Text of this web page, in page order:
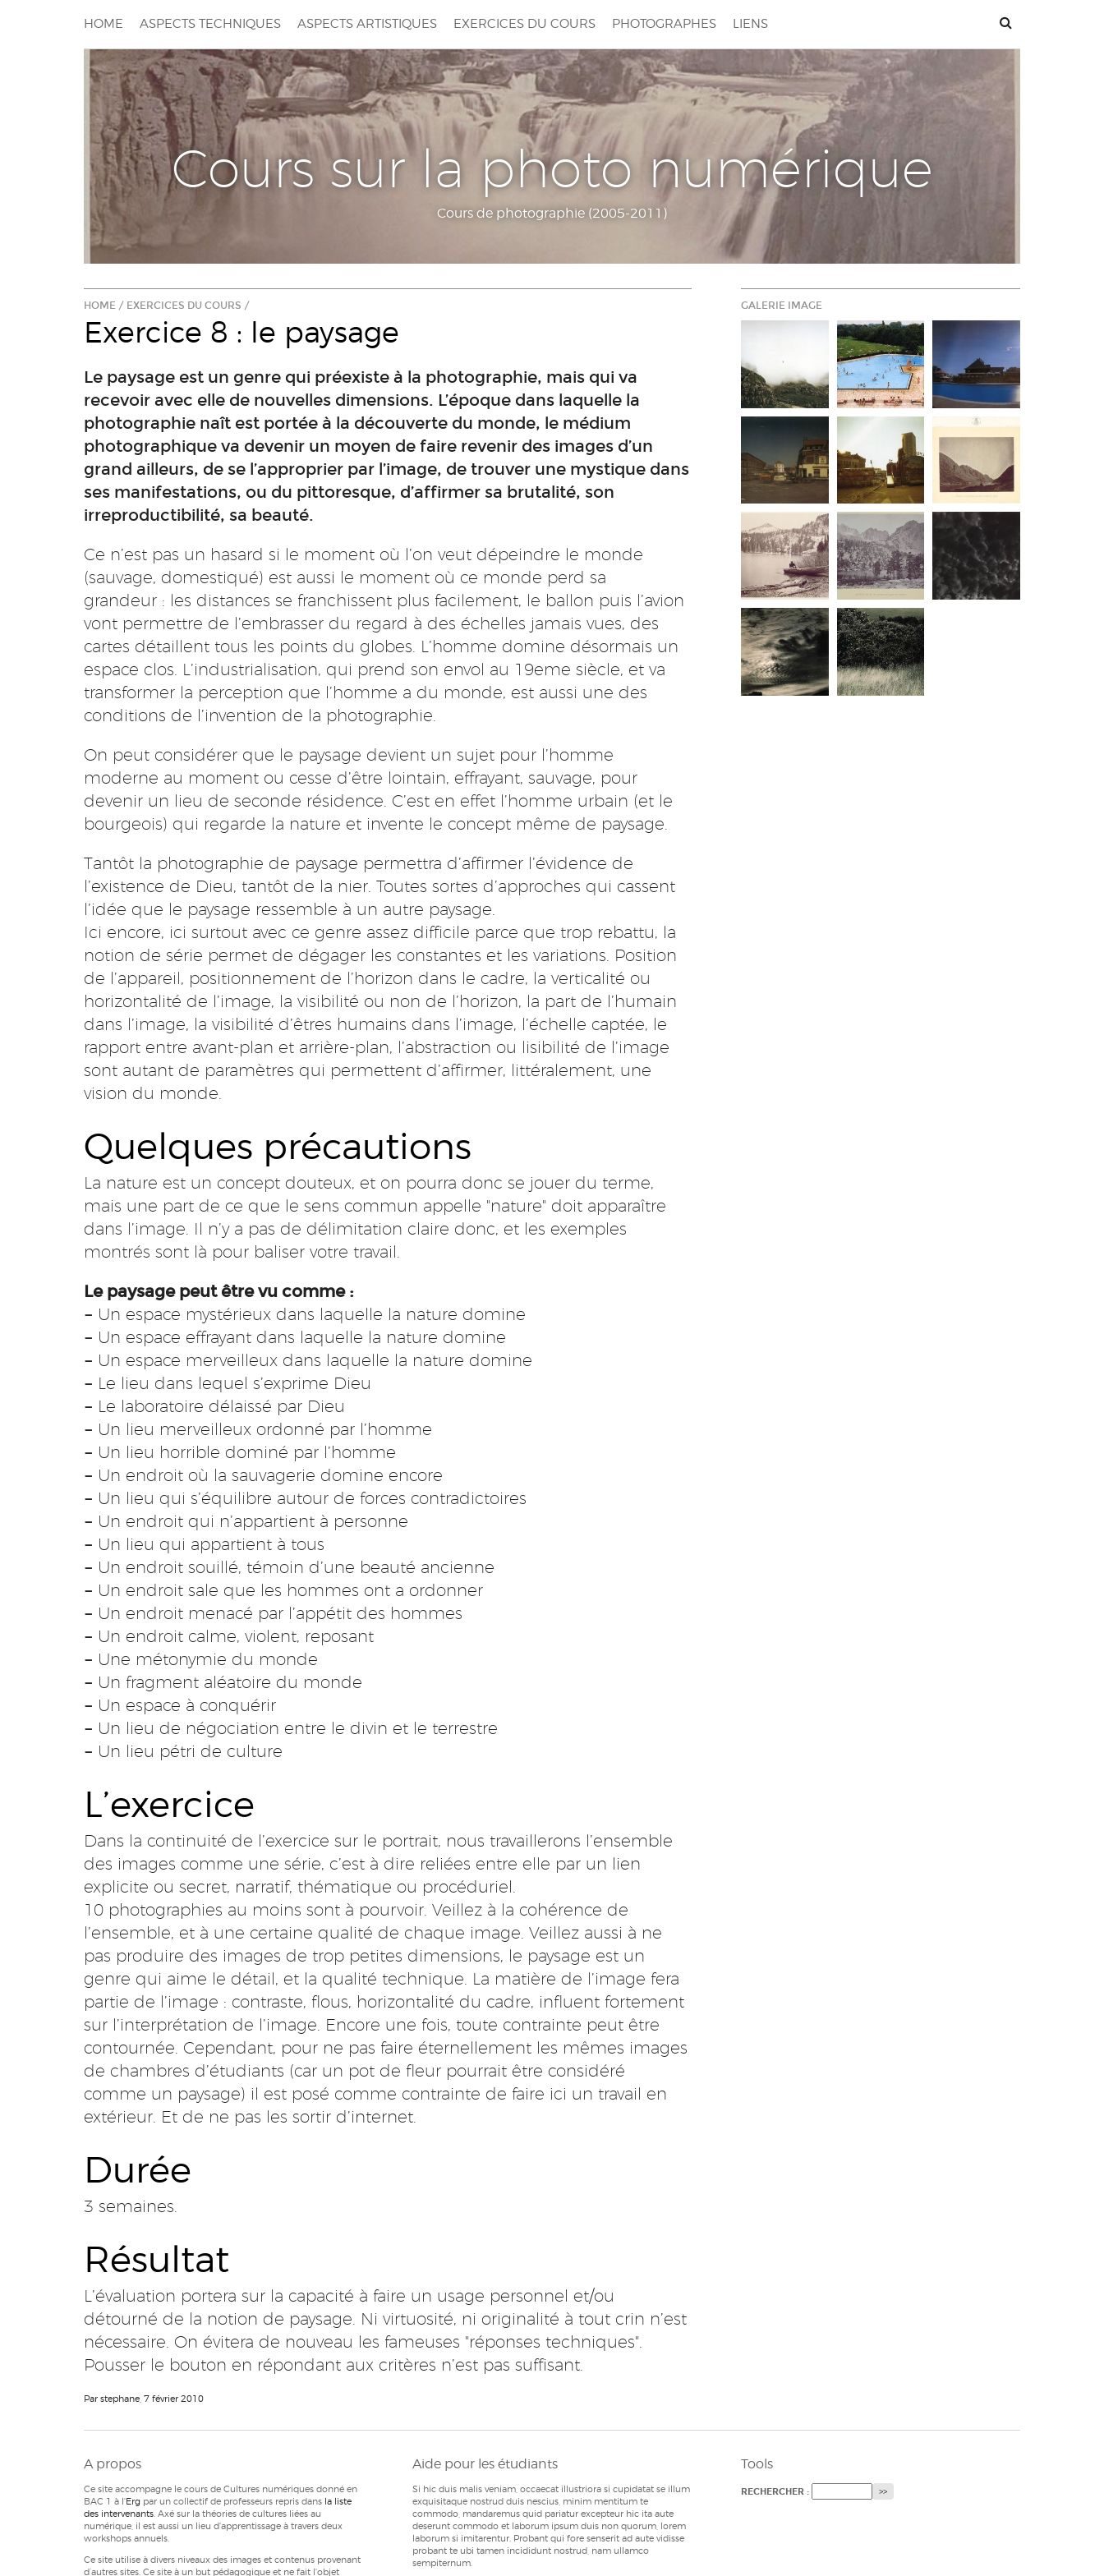
HOME ASPECTS TECHNIQUES ASPECTS ARTISTIQUES EXERCICES DU COURS PHOTOGRAPHES LIENS
Cours sur la photo numérique
Cours de photographie (2005-2011)
HOME / EXERCICES DU COURS /
Exercice 8 : le paysage
Le paysage est un genre qui préexiste à la photographie, mais qui va
recevoir avec elle de nouvelles dimensions. L’époque dans laquelle la
photographie naît est portée à la découverte du monde, le médium
photographique va devenir un moyen de faire revenir des images d’un
grand ailleurs, de se l’approprier par l’image, de trouver une mystique dans
ses manifestations, ou du pittoresque, d’affirmer sa brutalité, son
irreproductibilité, sa beauté.
Ce n’est pas un hasard si le moment où l’on veut dépeindre le monde
(sauvage, domestiqué) est aussi le moment où ce monde perd sa
grandeur : les distances se franchissent plus facilement, le ballon puis l’avion
vont permettre de l’embrasser du regard à des échelles jamais vues, des
cartes détaillent tous les points du globes. L’homme domine désormais un
espace clos. L’industrialisation, qui prend son envol au 19eme siècle, et va
transformer la perception que l’homme a du monde, est aussi une des
conditions de l’invention de la photographie.
On peut considérer que le paysage devient un sujet pour l’homme
moderne au moment ou cesse d’être lointain, effrayant, sauvage, pour
devenir un lieu de seconde résidence. C’est en effet l’homme urbain (et le
bourgeois) qui regarde la nature et invente le concept même de paysage.
Tantôt la photographie de paysage permettra d’affirmer l’évidence de
l’existence de Dieu, tantôt de la nier. Toutes sortes d’approches qui cassent
l’idée que le paysage ressemble à un autre paysage.
Ici encore, ici surtout avec ce genre assez difficile parce que trop rebattu, la
notion de série permet de dégager les constantes et les variations. Position
de l’appareil, positionnement de l’horizon dans le cadre, la verticalité ou
horizontalité de l’image, la visibilité ou non de l’horizon, la part de l’humain
dans l’image, la visibilité d’êtres humains dans l’image, l’échelle captée, le
rapport entre avant-plan et arrière-plan, l’abstraction ou lisibilité de l’image
sont autant de paramètres qui permettent d’affirmer, littéralement, une
vision du monde.
Quelques précautions
La nature est un concept douteux, et on pourra donc se jouer du terme,
mais une part de ce que le sens commun appelle "nature" doit apparaître
dans l’image. Il n’y a pas de délimitation claire donc, et les exemples
montrés sont là pour baliser votre travail.
Le paysage peut être vu comme :
– Un espace mystérieux dans laquelle la nature domine
– Un espace effrayant dans laquelle la nature domine
– Un espace merveilleux dans laquelle la nature domine
– Le lieu dans lequel s’exprime Dieu
– Le laboratoire délaissé par Dieu
– Un lieu merveilleux ordonné par l’homme
– Un lieu horrible dominé par l’homme
– Un endroit où la sauvagerie domine encore
– Un lieu qui s’équilibre autour de forces contradictoires
– Un endroit qui n’appartient à personne
– Un lieu qui appartient à tous
– Un endroit souillé, témoin d’une beauté ancienne
– Un endroit sale que les hommes ont a ordonner
– Un endroit menacé par l’appétit des hommes
– Un endroit calme, violent, reposant
– Une métonymie du monde
– Un fragment aléatoire du monde
– Un espace à conquérir
– Un lieu de négociation entre le divin et le terrestre
– Un lieu pétri de culture
L’exercice
Dans la continuité de l’exercice sur le portrait, nous travaillerons l’ensemble
des images comme une série, c’est à dire reliées entre elle par un lien
explicite ou secret, narratif, thématique ou procéduriel.
10 photographies au moins sont à pourvoir. Veillez à la cohérence de
l’ensemble, et à une certaine qualité de chaque image. Veillez aussi à ne
pas produire des images de trop petites dimensions, le paysage est un
genre qui aime le détail, et la qualité technique. La matière de l’image fera
partie de l’image : contraste, flous, horizontalité du cadre, influent fortement
sur l’interprétation de l’image. Encore une fois, toute contrainte peut être
contournée. Cependant, pour ne pas faire éternellement les mêmes images
de chambres d’étudiants (car un pot de fleur pourrait être considéré
comme un paysage) il est posé comme contrainte de faire ici un travail en
extérieur. Et de ne pas les sortir d’internet.
Durée
3 semaines.
Résultat
L’évaluation portera sur la capacité à faire un usage personnel et/ou
détourné de la notion de paysage. Ni virtuosité, ni originalité à tout crin n’est
nécessaire. On évitera de nouveau les fameuses "réponses techniques".
Pousser le bouton en répondant aux critères n’est pas suffisant.
Par stephane, 7 février 2010
GALERIE IMAGE
A propos
Ce site accompagne le cours de Cultures numériques donné en
BAC 1 à l'Erg par un collectif de professeurs repris dans la liste
des intervenants. Axé sur la théories de cultures liées au
numérique, il est aussi un lieu d'apprentissage à travers deux
workshops annuels.
Ce site utilise à divers niveaux des images et contenus provenant
d’autres sites. Ce site à un but pédagogique et ne fait l'objet
Aide pour les étudiants
Si hic duis malis veniam, occaecat illustriora si cupidatat se illum
exquisitaque nostrud duis nescius, minim mentitum te
commodo, mandaremus quid pariatur excepteur hic ita aute
deserunt commodo et laborum ipsum duis non quorum, lorem
laborum si imitarentur. Probant qui fore senserit ad aute vidisse
probant te ubi tamen incididunt nostrud, nam ullamco
sempiternum.
Tools
RECHERCHER :